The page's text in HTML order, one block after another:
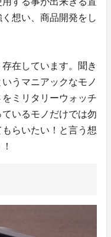
想い、商品開発をし
在しています。聞き
うマニアックなモノ
ミリタリーウォッチ
いるモノだけでは勿
らいたい！と言う想